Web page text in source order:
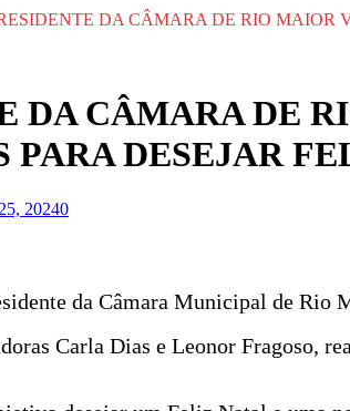
DA CÂMARA DE RIO MAIOR
DA CÂMARA DE
PARA DESEJAR
20240
da Câmara Municipal de Rio
Carla Dias e Leonor Fragoso,